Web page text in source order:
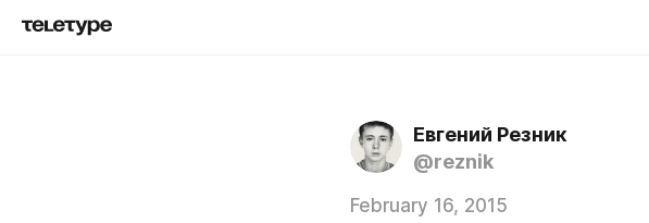
Евгений Резник
@reznik
February 16, 2015